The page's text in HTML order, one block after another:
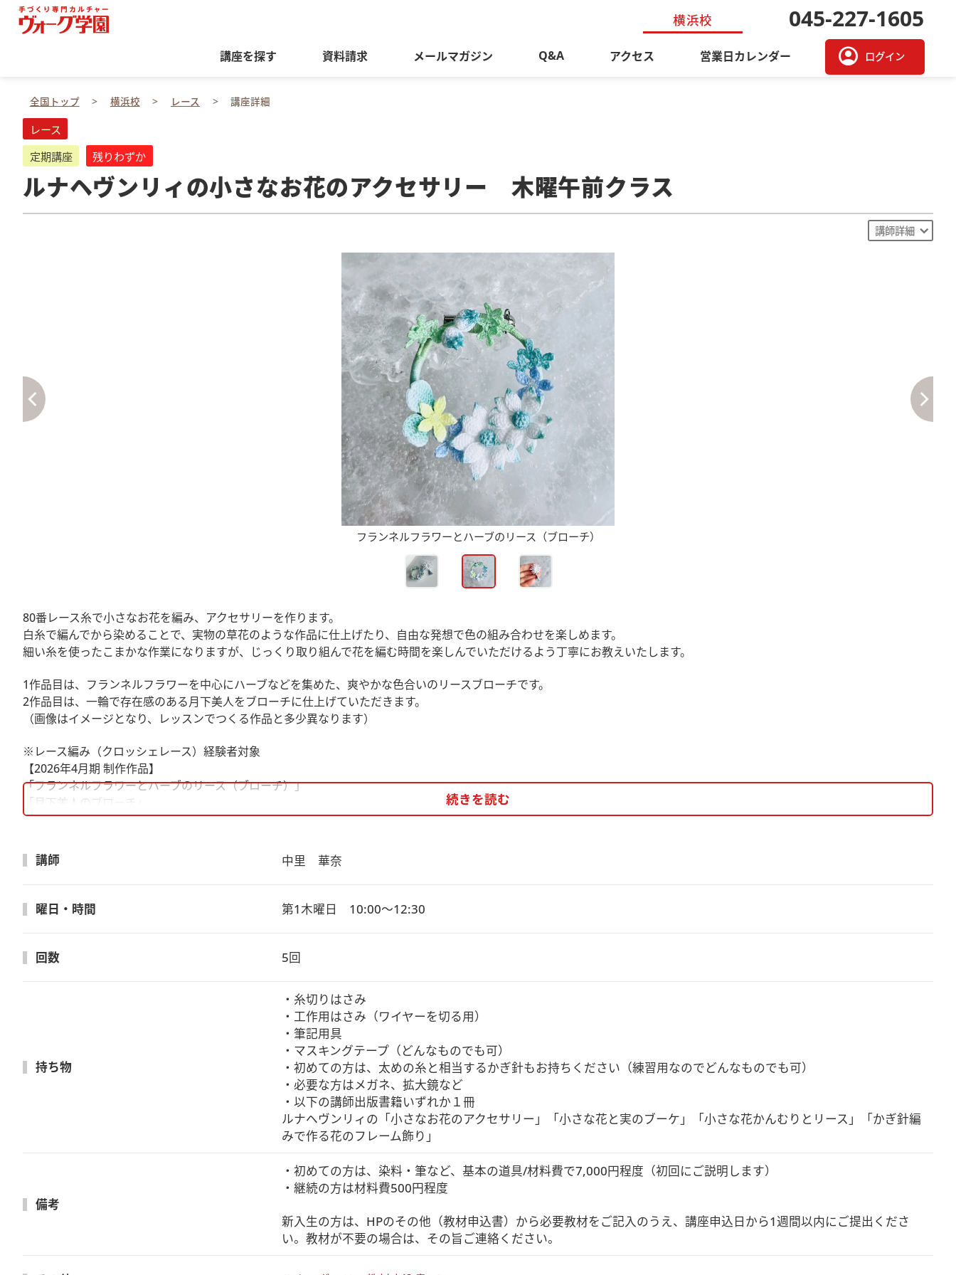
横浜校 045-227-1605
講座を探す 資料請求 メールマガジン Q&A アクセス 営業日カレンダー account_circle ログイン
全国トップ 横浜校 レース 講座詳細
レース
定期講座
残りわずか
ルナヘヴンリィの小さなお花のアクセサリー 木曜午前クラス
講師詳細
フランネルフラワーとハーブのリース（ブローチ）
80番レース糸で小さなお花を編み、アクセサリーを作ります。
白糸で編んでから染めることで、実物の草花のような作品に仕上げたり、自由な発想で色の組み合わせを楽しめます。
細い糸を使ったこまかな作業になりますが、じっくり取り組んで花を編む時間を楽しんでいただけるよう丁寧にお教えいたします。
1作品目は、フランネルフラワーを中心にハーブなどを集めた、爽やかな色合いのリースブローチです。
2作品目は、一輪で存在感のある月下美人をブローチに仕上げていただきます。
（画像はイメージとなり、レッスンでつくる作品と多少異なります）
※レース編み（クロッシェレース）経験者対象
【2026年4月期 制作作品】
「フランネルフラワーとハーブのリース（ブローチ）」
「月下美人のブローチ」
1回目 フランネルフラワーの編み方
2回目 ハーブの編み方、染め方
4回目 リース仕上げ、月下美人の編み方
5回目 月下美人の仕上げ
続きを読む
講師 中里　華奈
曜日・時間 第1木曜日　10:00～12:30
回数 5回
持ち物
・糸切りはさみ
・工作用はさみ（ワイヤーを切る用）
・筆記用具
・マスキングテープ（どんなものでも可）
・初めての方は、太めの糸と相当するかぎ針もお持ちください（練習用なのでどんなものでも可）
・必要な方はメガネ、拡大鏡など
・以下の講師出版書籍いずれか１冊
ルナヘヴンリィの「小さなお花のアクセサリー」「小さな花と実のブーケ」「小さな花かんむりとリース」「かぎ針編
みで作る花のフレーム飾り」
備考
・初めての方は、染料・筆など、基本の道具/材料費で7,000円程度（初回にご説明します）
・継続の方は材料費500円程度
新入生の方は、HPのその他（教材申込書）から必要教材をご記入のうえ、講座申込日から1週間以内にご提出くださ
い。教材が不要の場合は、その旨ご連絡ください。